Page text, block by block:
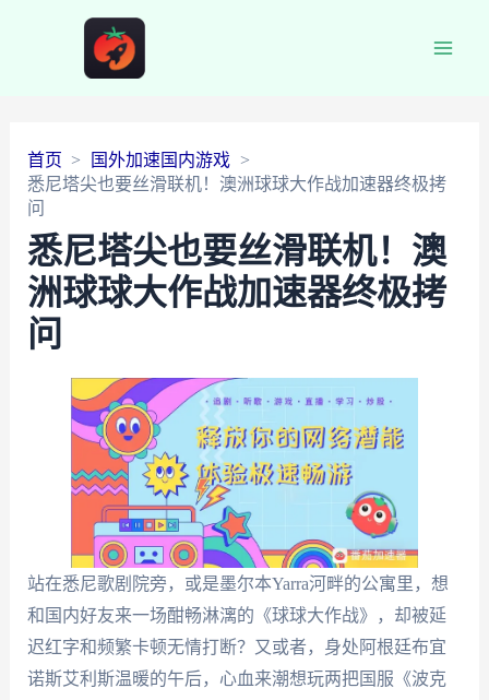
首页
国外加速国内游戏
悉尼塔尖也要丝滑联机！澳洲球球大作战加速器终极拷
问
悉尼塔尖也要丝滑联机！澳
洲球球大作战加速器终极拷
问
站在悉尼歌剧院旁，或是墨尔本Yarra河畔的公寓里，想
和国内好友来一场酣畅淋漓的《球球大作战》，却被延
迟红字和频繁卡顿无情打断？又或者，身处阿根廷布宜
诺斯艾利斯温暖的午后，心血来潮想玩两把国服《波克